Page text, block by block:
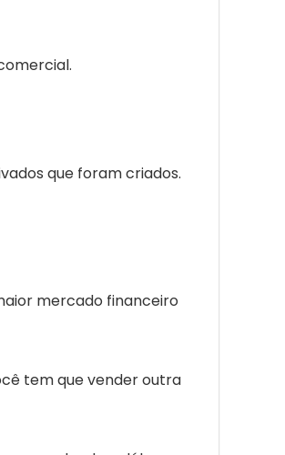
que foram criados.
mercado financeiro
tem que vender outra